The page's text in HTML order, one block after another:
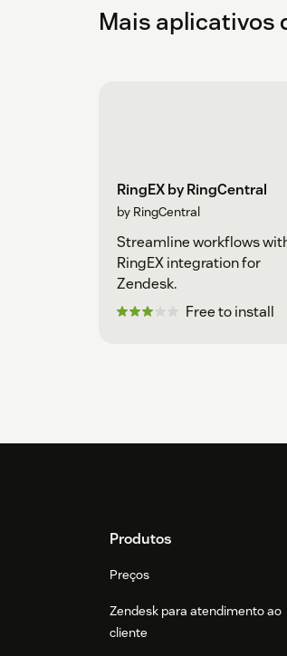
Mais aplicativos
RingEX by RingCentral
by RingCentral
Streamline workflows
RingEX integration for
Zendesk.
Free to install
FooterProdutos
Preços
Zendesk para atendimento ao
cliente